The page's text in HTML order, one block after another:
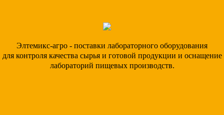
Элтемикс-агро - поставки лабораторного оборудования
для контроля качества сырья и готовой продукции и оснащение
лабораторий пищевых производств.